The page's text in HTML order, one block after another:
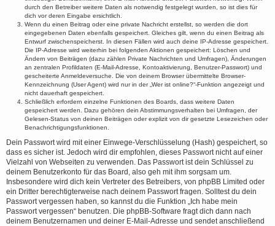
durch den Betreiber weitere Daten als notwendig festgelegt wurden, so ist dies für
dich vor deren Eingabe ersichtlich.
Wenn du einen Beitrag oder eine private Nachricht erstellst, so werden die dort
eingegebenen Daten ebenfalls gespeichert. Gleiches gilt, wenn du einen Beitrag als
Entwurf zwischenspeicherst. In diesen Fällen wird auch deine IP-Adresse gespeichert.
Die IP-Adresse wird weiterhin bei folgenden Aktionen gespeichert: Löschen und
Ändern von Beiträgen (dazu zählen Private Nachrichten und Umfragen), Änderungen
an zentralen Profildaten (E-Mail-Adresse, Kontoaktivierung, Benutzer-Passwort) und
gescheiterte Anmeldeversuche. Die von deinem Browser übermittelte Browser-
Kennzeichnung (User Agent) wird nur in der „Wer ist online?“-Funktion angezeigt und
nicht dauerhaft gespeichert.
Schließlich erfordern einzelne Funktionen des Boards, dass weitere Daten
gespeichert werden. Dazu gehören dein Abstimmungsverhalten bei Umfragen, der
Gelesen-Status von deinen Beiträgen oder explizit von dir gesetzte Lesezeichen oder
Benachrichtigungsfunktionen.
Dein Passwort wird mit einer Einwege-Verschlüsselung (Hash) gespeichert, so
dass es sicher ist. Jedoch wird dir empfohlen, dieses Passwort nicht auf einer
Vielzahl von Webseiten zu verwenden. Das Passwort ist dein Schlüssel zu
deinem Benutzerkonto für das Board, also geh mit ihm sorgsam um.
Insbesondere wird dich kein Vertreter des Betreibers, von phpBB Limited oder
ein Dritter berechtigterweise nach deinem Passwort fragen. Solltest du dein
Passwort vergessen haben, so kannst du die Funktion „Ich habe mein
Passwort vergessen“ benutzen. Die phpBB-Software fragt dich dann nach
deinem Benutzernamen und deiner E-Mail-Adresse und sendet anschließend